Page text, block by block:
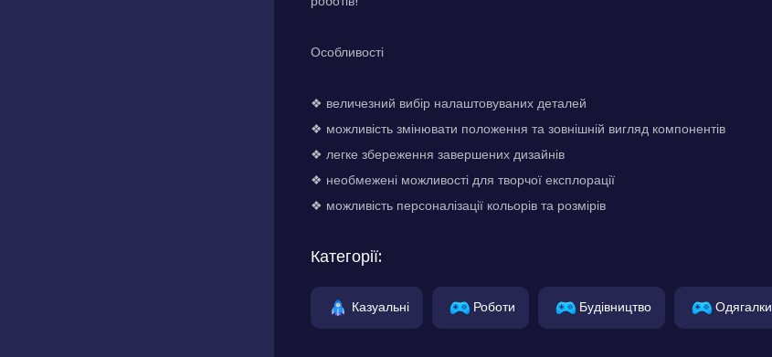
Особливості
❖ величезний вибір налаштовуваних деталей
❖ можливість змінювати положення та зовнішній вигляд компонентів
❖ легке збереження завершених дизайнів
❖ необмежені можливості для творчої експлорації
❖ можливість персоналізації кольорів та розмірів
Категорії:
Казуальні Роботи Будівництво Одягалки